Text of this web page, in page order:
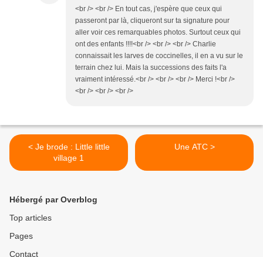
<br /> <br /> En tout cas, j'espère que ceux qui
passeront par là, cliqueront sur ta signature pour
aller voir ces remarquables photos. Surtout ceux qui
ont des enfants !!!!<br /> <br /> <br /> Charlie
connaissait les larves de coccinelles, il en a vu sur le
terrain chez lui. Mais la successions des faits l'a
vraiment intéressé.<br /> <br /> <br /> Merci !<br />
<br /> <br /> <br />
< Je brode : Little little
village 1
Une ATC >
Hébergé par Overblog
Top articles
Pages
Contact